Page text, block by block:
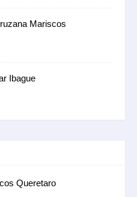
Mariscos
Ibague
Queretaro